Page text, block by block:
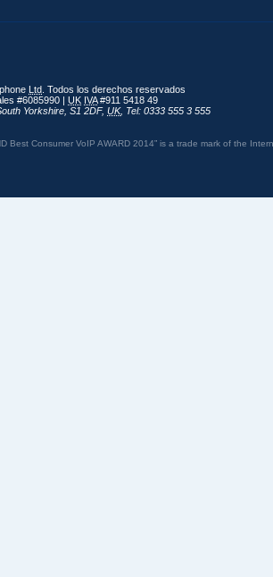
Ltd . Todos los derechos reservados
#6085990 | UK IVA#911 5418 49
Yorkshire S1 2DF, UK, Tel: 0333 555 3 555
Best Consumer VoIP AWARD 2014” is a trade mark of the